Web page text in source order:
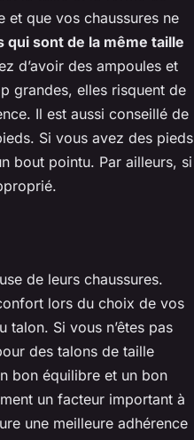
et que vos chaussures ne
sont de la même taille
d’avoir des ampoules et
grandes, elles risquent de
Il est aussi conseillé de
Si vous avez des pieds
bout pointu. Par ailleurs, si
de leurs chaussures.
lors du choix de vos
talon. Si vous n’êtes pas
des talons de taille
bon équilibre et un bon
un facteur important à
une meilleure adhérence